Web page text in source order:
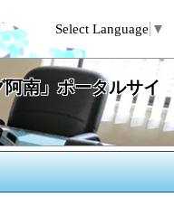
Select Language ▼
阿南」ポータルサイ